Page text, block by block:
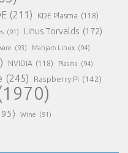
(211) KDE Plasma (118)
(91) Linus Torvalds (172)
(93) Manjaro Linux (94)
NVIDIA (118) Plasma (94)
(245) Raspberry Pi (142)
Wine (91)